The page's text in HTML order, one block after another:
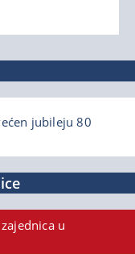
jubileju 80
u